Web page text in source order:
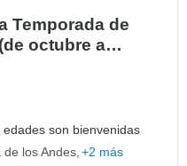
Temporada de
octubre a
edades son bienvenidas
de los Andes +2 más